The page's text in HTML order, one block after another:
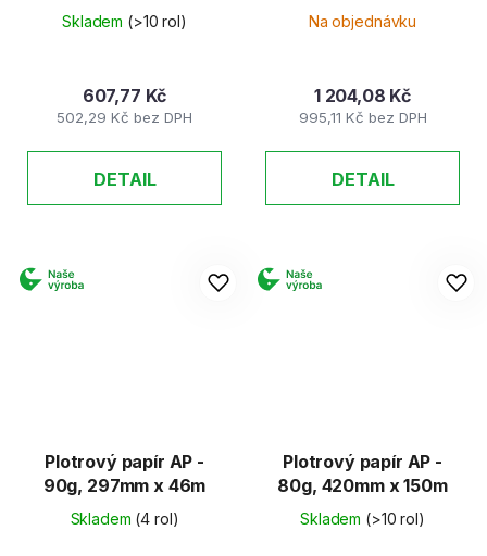
Skladem (>10 rol)
502,29 Kč bez DPH
607,77 Kč
DETAIL
Na objednávku
995,11 Kč bez DPH
1 204,08 Kč
DETAIL
Plotrový papír AP -
90g, 297mm x 46m
Skladem (4 rol)
Plotrový papír AP -
80g, 420mm x 150m
Skladem (>10 rol)